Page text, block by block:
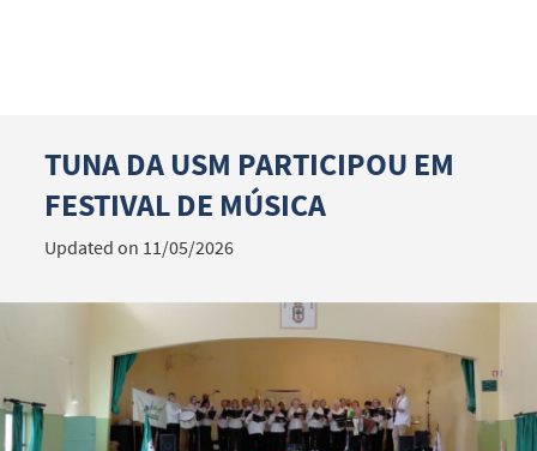
Search term
Categories
TUNA DA USM PARTICIPOU EM
FESTIVAL DE MÚSICA
Updated on 11/05/2026